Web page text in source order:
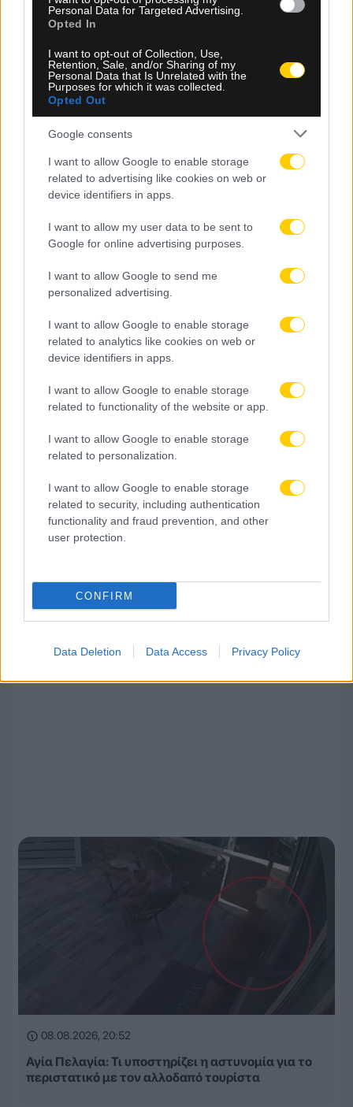
Personal Data for Targeted Advertising.
Opted In
I want to opt-out of Collection, Use,
Retention, Sale, and/or Sharing of my
Personal Data that Is Unrelated with the
Purposes for which it was collected.
Opted Out
Google consents
I want to allow Google to enable storage
related to advertising like cookies on web or
device identifiers in apps.
I want to allow my user data to be sent to
Google for online advertising purposes.
I want to allow Google to send me
personalized advertising.
I want to allow Google to enable storage
related to analytics like cookies on web or
device identifiers in apps.
I want to allow Google to enable storage
related to functionality of the website or app.
I want to allow Google to enable storage
related to personalization.
I want to allow Google to enable storage
related to security, including authentication
functionality and fraud prevention, and other
user protection.
CONFIRM
Data Deletion Data Access Privacy Policy
08.08.2026, 21:30
Χετάφε: Σοκαριστικός τραυματισμός για τον
Κριστάντους Ούτσε, κινδυνεύει να χάσει όλη τη
σεζόν
08.08.2026, 21:13
Η Νιούκαστλ απέρριψε πρόταση 50 εκατομμυρίων
08.08.2026, 20:52
Αγία Πελαγία: Τι υποστηρίζει η αστυνομία για το
περιστατικό με τον αλλοδαπό τουρίστα